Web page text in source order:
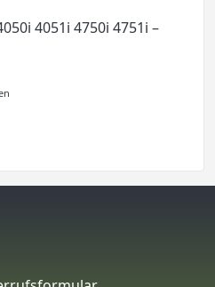
4051i 4750i 4751i –